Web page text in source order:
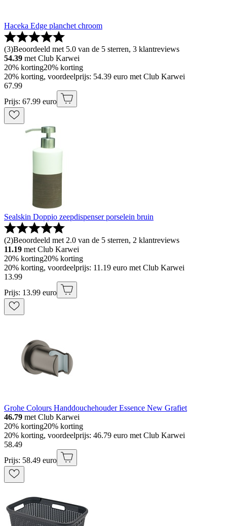
Haceka Edge planchet chroom
(3)Beoordeeld met 5.0 van de 5 sterren, 3 klantreviews
54.39 met Club Karwei
20% korting20% korting
20% korting, voordeelprijs: 54.39 euro met Club Karwei
67.99
Prijs: 67.99 euro
Sealskin Doppio zeepdispenser porselein bruin
(2)Beoordeeld met 2.0 van de 5 sterren, 2 klantreviews
11.19 met Club Karwei
20% korting20% korting
20% korting, voordeelprijs: 11.19 euro met Club Karwei
13.99
Prijs: 13.99 euro
Grohe Colours Handdouchehouder Essence New Grafiet
46.79 met Club Karwei
20% korting20% korting
20% korting, voordeelprijs: 46.79 euro met Club Karwei
58.49
Prijs: 58.49 euro